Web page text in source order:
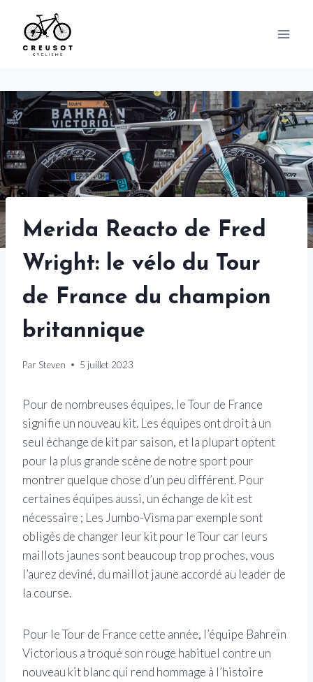
content
Merida Reacto de Fred
Wright: le vélo du Tour
de France du champion
britannique
Par Steven 5 juillet 2023
Pour de nombreuses équipes, le Tour de France
signifie un nouveau kit. Les équipes ont droit à un
seul échange de kit par saison, et la plupart optent
pour la plus grande scène de notre sport pour
montrer quelque chose d’un peu différent. Pour
certaines équipes aussi, un échange de kit est
nécessaire ; Les Jumbo-Visma par exemple sont
obligés de changer leur kit pour le Tour car leurs
maillots jaunes sont beaucoup trop proches, vous
l’aurez deviné, du maillot jaune accordé au leader de
la course.
Pour le Tour de France cette année, l’équipe Bahreïn
Victorious a troqué son rouge habituel contre un
nouveau kit blanc qui rend hommage à l’histoire